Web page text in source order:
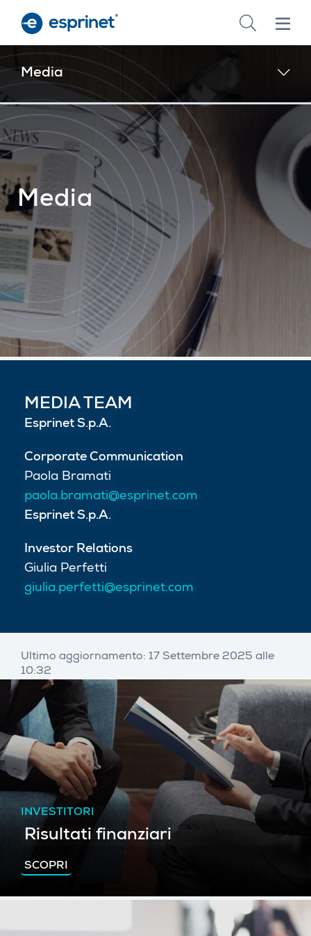
main
Media
Media
MEDIA TEAM
Esprinet S.p.A.
Corporate Communication
Paola Bramati
paola.bramati@esprinet.com
Esprinet S.p.A.
Investor Relations
Giulia Perfetti
giulia.perfetti@esprinet.com
Ultimo aggiornamento: 17 Settembre 2025 alle
10:32
INVESTITORI
Risultati finanziari
SCOPRI